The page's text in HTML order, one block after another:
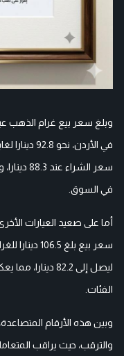
في الأردن،
سعر
في السوق.
ليصل إلى 82.2
الفئات.
وبين هذه الأرقام
والترقب، حيث يراقب